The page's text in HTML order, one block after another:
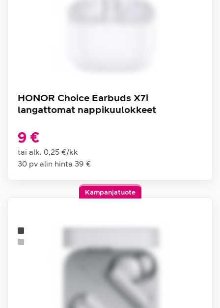
HONOR Choice Earbuds X7i
langattomat nappikuulokkeet
9 €
tai alk. 0,25 €/kk
30 pv alin hinta 39 €
Kampanjatuote